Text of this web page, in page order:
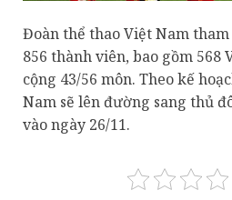
Đoàn thể thao Việt Nam tham
856 thành viên, bao gồm 568
cộng 43/56 môn. Theo kế
Nam sẽ lên đường sang thủ
vào ngày 26/11.